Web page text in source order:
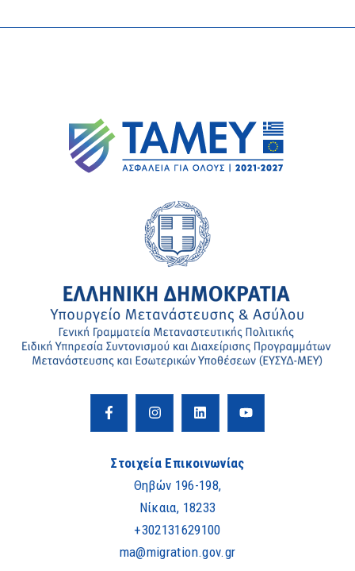
Στοιχεία Επικοινωνίας
Θηβών 196-198,
Νίκαια, 18233
+302131629100
ma@migration.gov.gr